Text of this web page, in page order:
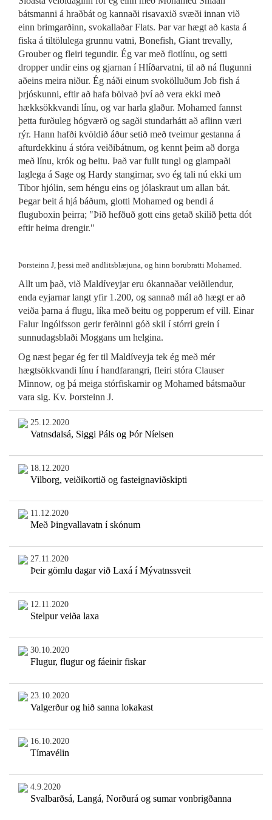
bátsmanni á hraðbát og kannaði risavaxið svæði innan við
einn brimgarðinn, svokallaðar Flats. Þar var hægt að kasta á
fiska á tiltölulega grunnu vatni, Bonefish, Giant trevally,
Grouber og fleiri tegundir. Ég var með flotlínu, og setti
dropper undir eins og gjarnan í Hlíðarvatni, til að ná flugunni
aðeins meira niður. Ég náði einum svokölluðum Job fish á
þrjóskunni, eftir að hafa bölvað því að vera ekki með
hækksökkvandi línu, og var harla glaður. Mohamed fannst
þetta furðuleg hógværð og sagði stundarhátt að aflinn væri
rýr. Hann hafði kvöldið áður setið með tveimur gestanna á
afturdekkinu á stóra veiðibátnum, og kennt þeim að dorga
með línu, krók og beitu. Það var fullt tungl og glampaði
laglega á Sage og Hardy stangirnar, svo ég tali nú ekki um
Tibor hjólin, sem héngu eins og jólaskraut um allan bát.
Þegar beit á hjá báðum, glotti Mohamed og bendi á
fluguboxin þeirra; "Þið hefðuð gott eins getað skilið þetta dót
eftir heima drengir."
Þorsteinn J, þessi með andlitsblæjuna, og hinn borubratti Mohamed.
Allt um það, við Maldíveyjar eru ókannaðar veiðilendur,
enda eyjarnar langt yfir 1.200, og sannað mál að hægt er að
veiða þarna á flugu, líka með beitu og popperum ef vill. Einar
Falur Ingólfsson gerir ferðinni góð skil í stórri grein í
sunnudagsblaði Moggans um helgina.
Og næst þegar ég fer til Maldíveyja tek ég með mér
hægtsökkvandi línu í handfarangri, fleiri stóra Clauser
Minnow, og þá meiga stórfiskarnir og Mohamed bátsmaður
vara sig. Kv. Þorsteinn J.
25.12.2020
Vatnsdalsá, Siggi Páls og Þór Níelsen
18.12.2020
Vilborg, veiðikortið og fasteignaviðskipti
11.12.2020
Með Þingvallavatn í skónum
27.11.2020
Þeir gömlu dagar við Laxá í Mývatnssveit
12.11.2020
Stelpur veiða laxa
30.10.2020
Flugur, flugur og fáeinir fiskar
23.10.2020
Valgerður og hið sanna lokakast
16.10.2020
Tímavélin
4.9.2020
Svalbarðsá, Langá, Norðurá og sumar vonbrigðanna